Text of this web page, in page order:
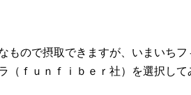
もので摂取できますが、いまいちフ
（ｆｕｎｆｉｂｅｒ社）を選択して